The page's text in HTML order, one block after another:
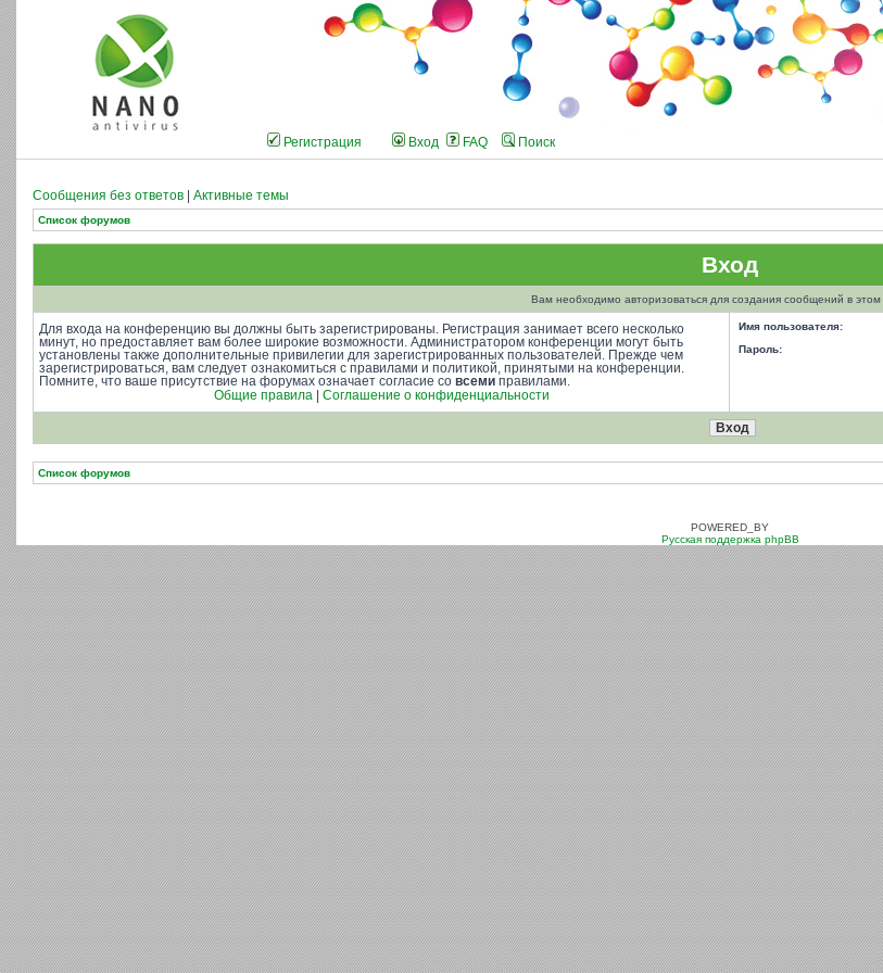
Регистрация Вход FAQ Поиск
Сообщения без ответов Активные темы
Список форумов
Вход
Вам необходимо авторизоваться для создания сообщений в этом
Для входа на конференцию вы должны быть зарегистрированы. Регистрация занимает всего несколько
минут, но предоставляет вам более широкие возможности. Администратором конференции могут быть
установлены также дополнительные привилегии для зарегистрированных пользователей. Прежде чем
зарегистрироваться, вам следует ознакомиться с правилами и политикой, принятыми на конференции.
Помните, что ваше присутствие на форумах означает согласие со всеми правилами.
Общие правила
Соглашение о конфиденциальности
Имя пользователя:
Пароль:
Список форумов
POWERED_BY
Русская поддержка phpBB